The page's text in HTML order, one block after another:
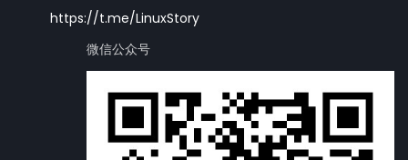
https://t.me/LinuxStory
微信公众号